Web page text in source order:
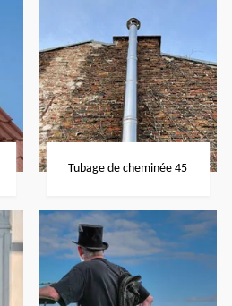
Tubage de cheminée 45